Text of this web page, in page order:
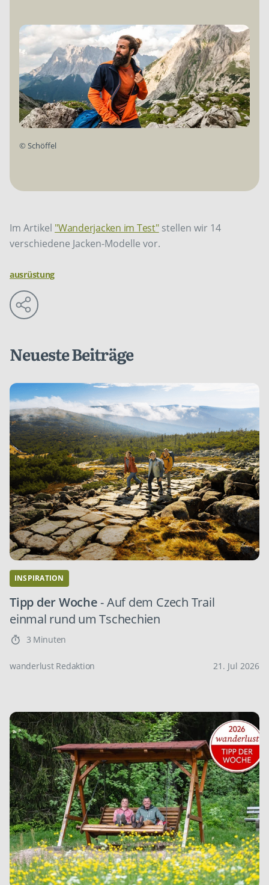
© Schöffel
Im Artikel "Wanderjacken im Test"stellen wir 14
verschiedene Jacken-Modelle vor.
ausrüstung
Neueste Beiträge
INSPIRATION
Tipp der Woche- Auf dem Czech Trail
einmal rund um Tschechien
3 Minuten
wanderlust Redaktion 21. Jul 2026